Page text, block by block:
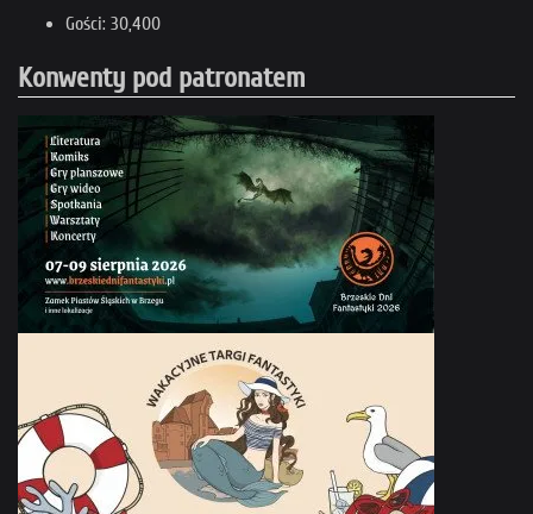
Gości: 30,400
Konwenty pod patronatem